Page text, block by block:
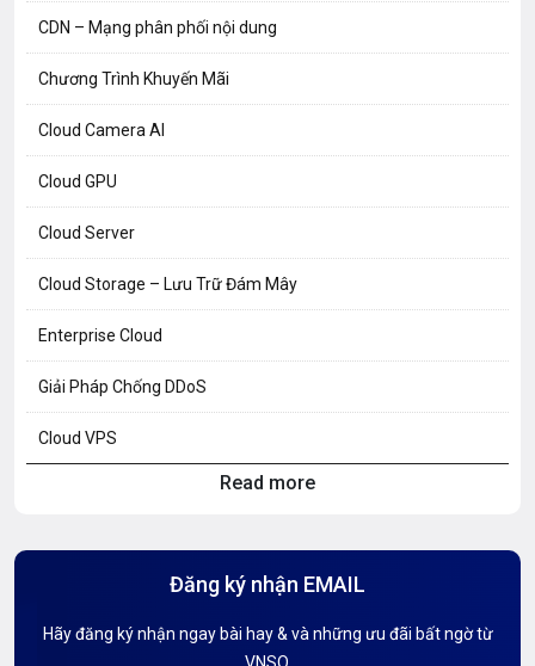
CDN – Mạng phân phối nội dung
Chương Trình Khuyến Mãi
Cloud Camera AI
Cloud GPU
Cloud Server
Cloud Storage – Lưu Trữ Đám Mây
Enterprise Cloud
Giải Pháp Chống DDoS
Cloud VPS
Hướng dẫn Tên miền
Kiến thức AI
Read more
Đăng ký nhận EMAIL
Hãy đăng ký nhận ngay bài hay & và những ưu đãi bất ngờ từ